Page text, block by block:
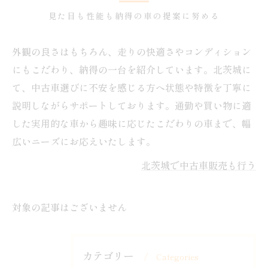
見た目も性能も納得の車の提案に努める
外観の良さはもちろん、走りの快適さやコンディション
にもこだわり、納得の一台を紹介しています。北茨城に
て、中古車選びに不安を感じる方へ状態や特徴を丁寧に
説明しながらサポートしております。通勤や買い物に適
した実用的な車から趣味に応じたこだわりの車まで、幅
広いニーズにお応えいたします。
北茨城で中古車販売も行う
対象の記事はございません
カテゴリー Categories